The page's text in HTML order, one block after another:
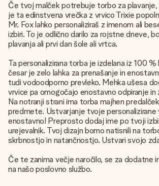
Če tvoj malček potrebuje torbo za plavanje,
je ta edinstvena vrečka z vrvico Trixie
Mr. Fox lahko personaliziraš z imenom ali
izbiri. To je odlično darilo za rojstne dneve,
plavanja ali prvi dan šole ali vrtca.
Ta personalizirana torba je izdelana iz 100 %
česar je zelo lahka za prenašanje in
tudi vodoodporno prevleko. Mehka ušesa
vrvice pa omogočajo enostavno odpiranje in
Na notranji strani ima torba majhen
predmete. Ustvarjanje tvoje personalizirane
enostavno! Preprosto dodaj ime po tvoji
urejevalnik. Tvoj dizajn bomo natisnili na
skrbnostjo in natančnostjo. Ustvari svojo
Če te zanima večje naročilo, se za dodatne
na našo poslovno službo.